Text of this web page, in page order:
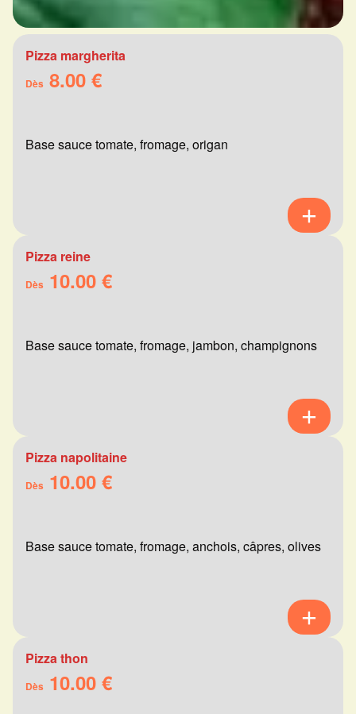
Pizza margherita
Dès 8.00 €
Base sauce tomate, fromage, origan
Pizza reine
Dès 10.00 €
Base sauce tomate, fromage, jambon, champignons
Pizza napolitaine
Dès 10.00 €
Base sauce tomate, fromage, anchois, câpres, olives
Pizza thon
Dès 10.00 €